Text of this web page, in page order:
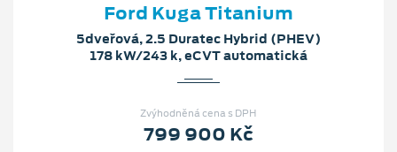
Ford Kuga Titanium
5dveřová, 2.5 Duratec Hybrid (PHEV)
178 kW/243 k, eCVT automatická
Zvýhodněná cena s DPH
799 900 Kč